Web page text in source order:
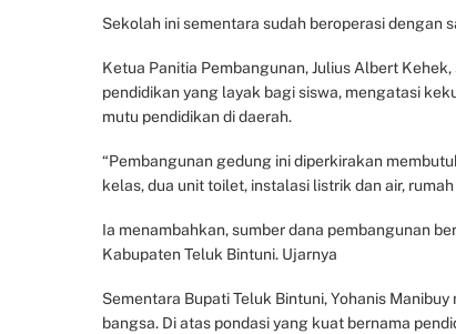
Sekolah ini sementara sudah beroperasi dengan
Ketua Panitia Pembangunan, Julius Albert
pendidikan yang layak bagi siswa, mengatasi
mutu pendidikan di daerah.
“Pembangunan gedung ini diperkirakan
kelas, dua unit toilet, instalasi listrik dan air,
Ia menambahkan, sumber dana pembangunan
Kabupaten Teluk Bintuni. Ujarnya
Sementara Bupati Teluk Bintuni, Yohanis
bangsa. Di atas pondasi yang kuat bernama